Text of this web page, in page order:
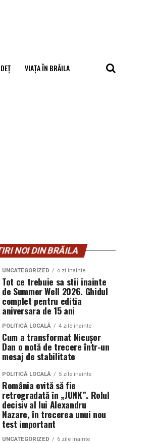
VIAȚA ÎN BRĂILA
NOI DIN BRĂILA
UNCATEGORIZED o zi inainte
Tot ce trebuie sa stii inainte
de Summer Well 2026. Ghidul
complet pentru editia
aniversara de 15 ani
POLITICĂ LOCALĂ 4 zile inainte
Cum a transformat Nicușor
Dan o notă de trecere într-un
mesaj de stabilitate
POLITICĂ LOCALĂ 5 zile inainte
România evită să fie
retrogradată în „JUNK”. Rolul
decisiv al lui Alexandru
Nazare, în trecerea unui nou
test important
UNCATEGORIZED 6 zile inainte